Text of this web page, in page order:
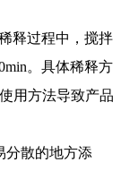
释过程中，搅拌
。具体稀释方
用方法导致产品
分散的地方添